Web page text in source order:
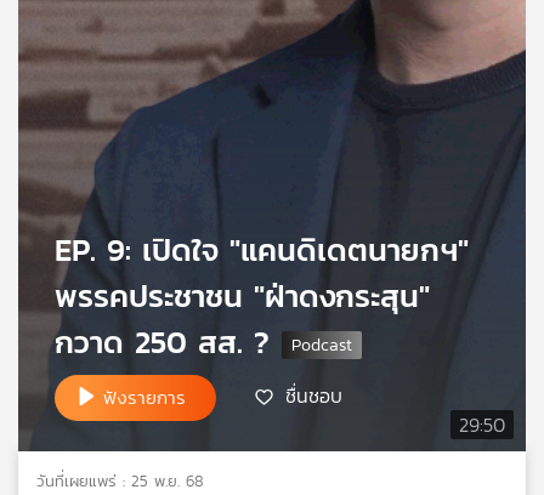
เกี่ยว
ข่าย
พี
แผนที่
วิทยุ
29:50
EP. 9: เปิดใจ "แคนดิเดตนายกฯ"
พรรคประชาชน "ฝ่าดงกระสุน"
กวาด 250 สส. ?
ฟังรายการ ชื่นชอบ
วันที่เผยแพร่ : 25 พ.ย. 68